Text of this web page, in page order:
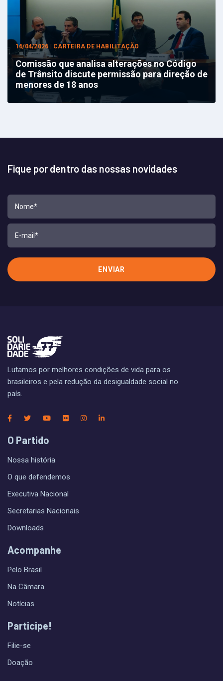
16/04/2026 | CARTEIRA DE HABILITAÇÃO
Comissão que analisa alterações no Código
de Trânsito discute permissão para direção de
menores de 18 anos
Fique por dentro das nossas novidades
Lutamos por melhores condições de vida para os
brasileiros e pela redução da desigualdade social no
país.
O Partido
Nossa história
O que defendemos
Executiva Nacional
Secretarias Nacionais
Downloads
Acompanhe
Pelo Brasil
Na Câmara
Notícias
Participe!
Filie-se
Doação